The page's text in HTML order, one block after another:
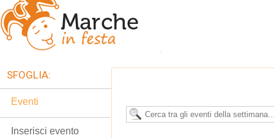
SFOGLIA:
Eventi
Inserisci evento